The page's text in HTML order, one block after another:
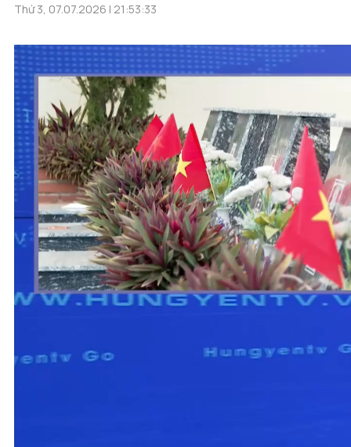
Thứ 3, 07.07.2026 | 21:53:33